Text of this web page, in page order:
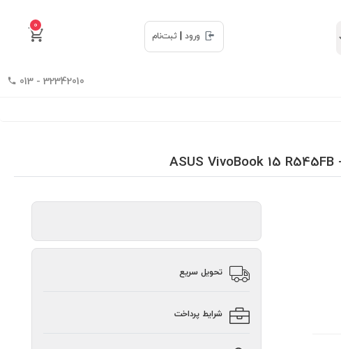
0
ورود
ثبت‌نام
32342010 - 013
تحویل سریع
شرایط پرداخت